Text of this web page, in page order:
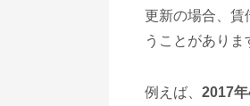
更新の場合、賃
うことがありま
例えば、 2017